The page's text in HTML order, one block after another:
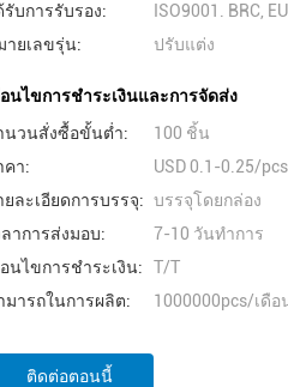
รับการรับรอง:
ISO9001. BRC, EU
ายเลขรุ่น:
ปรับแต่ง
อนไขการชำระเงินและการจัดส่ง
นวนสั่งซื้อขั้นต่ำ:
100 ชิ้น
คา:
USD 0.1-0.25/pcs
ยละเอียดการบรรจุ: บรรจุโดยกล่อง
ลาการส่งมอบ:
7-10 วันทําการ
อนไขการชำระเงิน:
T/T
มารถในการผลิต:
1000000pcs/เดือ
ติดต่อตอนนี้